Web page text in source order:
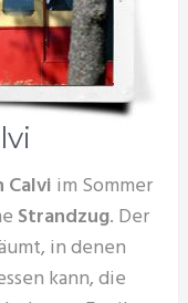
Calvi im Sommer
Strandzug. Der
in denen
kann, die